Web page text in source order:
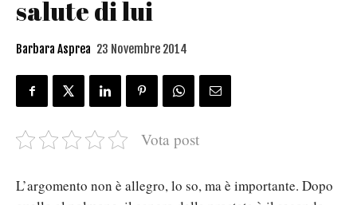
salute di lui
Barbara Asprea 23 Novembre 2014
Vota post
L’argomento non è allegro, lo so, ma è importante. Dopo